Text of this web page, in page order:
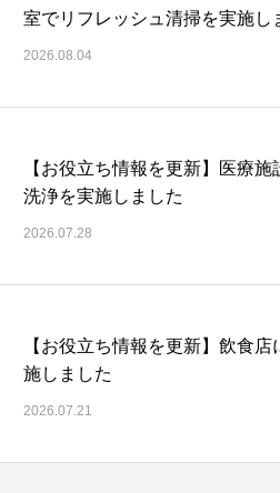
室でリフレッシュ清掃を実施し
2026.08.04
【お役立ち情報を更新】医療
洗浄を実施しました
2026.07.28
【お役立ち情報を更新】飲食
施しました
2026.07.21